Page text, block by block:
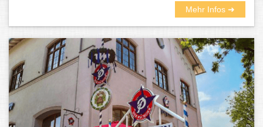
Mehr Infos ➜